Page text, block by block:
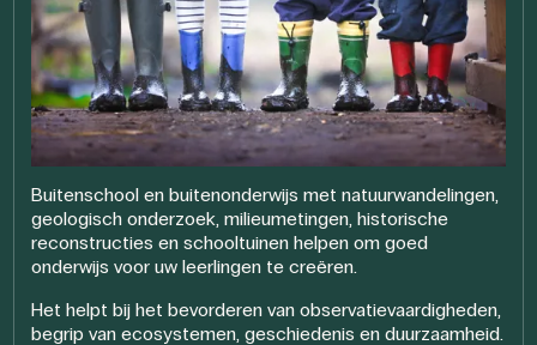
Buitenschool en buitenonderwijs met natuurwandelingen,
geologisch onderzoek, milieumetingen, historische
reconstructies en schooltuinen helpen om goed
onderwijs voor uw leerlingen te creëren.
Het helpt bij het bevorderen van observatievaardigheden,
begrip van ecosystemen, geschiedenis en duurzaamheid.